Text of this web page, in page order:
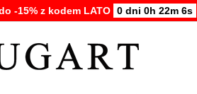
-15% z kodem LATO 0 dni 0h 22m 5s